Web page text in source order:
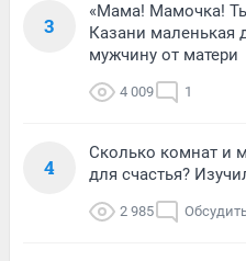
3
«Мама! Мамочка!
Казани маленькая
мужчину от матери
4 009 1
4
Сколько комнат и
для счастья?
2 985